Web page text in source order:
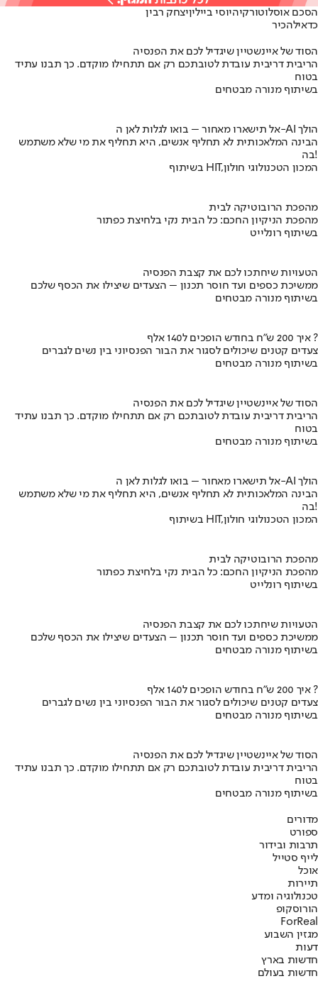
הסכם אוסלוטורקיהיוסי בייליןיצחק רבין
כדאילהכיר
הסוד של איינשטיין שיגדיל לכם את הפנסיה
הריבית דריבית עובדת לטובתכם רק אם תתחילו מוקדם. כך תבנו עתיד
בטוח
בשיתוף מנורה מבטחים
אל תישארו מאחור – בואו לגלות לאן ה-AI הולך
הבינה המלאכותית לא תחליף אנשים, היא תחליף את מי שלא משתמש
בה!
בשיתוף HIT,המכון הטכנולוגי חולון
מהפכת הרובוטיקה לבית
מהפכת הניקיון החכם: כל הבית נקי בלחיצת כפתור
בשיתוף רונלייט
הטעויות שיחתכו לכם את קצבת הפנסיה
ממשיכת כספים ועד חוסר תכנון – הצעדים שיצילו את הכסף שלכם
בשיתוף מנורה מבטחים
איך 200 ש"ח בחודש הופכים ל140 אלף ?
צעדים קטנים שיכולים לסגור את הבור הפנסיוני בין נשים לגברים
בשיתוף מנורה מבטחים
הסוד של איינשטיין שיגדיל לכם את הפנסיה
הריבית דריבית עובדת לטובתכם רק אם תתחילו מוקדם. כך תבנו עתיד
בטוח
בשיתוף מנורה מבטחים
אל תישארו מאחור – בואו לגלות לאן ה-AI הולך
הבינה המלאכותית לא תחליף אנשים, היא תחליף את מי שלא משתמש
בה!
בשיתוף HIT,המכון הטכנולוגי חולון
מהפכת הרובוטיקה לבית
מהפכת הניקיון החכם: כל הבית נקי בלחיצת כפתור
בשיתוף רונלייט
הטעויות שיחתכו לכם את קצבת הפנסיה
ממשיכת כספים ועד חוסר תכנון – הצעדים שיצילו את הכסף שלכם
בשיתוף מנורה מבטחים
איך 200 ש"ח בחודש הופכים ל140 אלף ?
צעדים קטנים שיכולים לסגור את הבור הפנסיוני בין נשים לגברים
בשיתוף מנורה מבטחים
הסוד של איינשטיין שיגדיל לכם את הפנסיה
הריבית דריבית עובדת לטובתכם רק אם תתחילו מוקדם. כך תבנו עתיד
בטוח
בשיתוף מנורה מבטחים
מדורים
ספורט
תרבות ובידור
לייף סטייל
אוכל
תיירות
טכנולוגיה ומדע
הורוסקופ
ForReal
מגזין השבוע
דעות
חדשות בארץ
חדשות בעולם